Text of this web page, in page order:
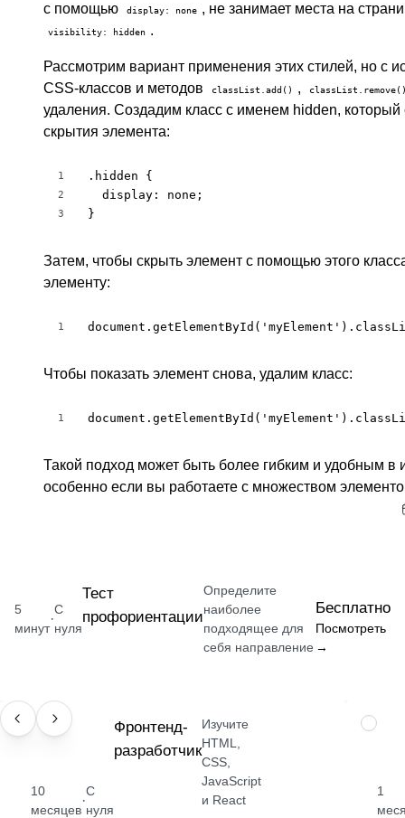
с помощью
display: none , не занимает места на
visibility: hidden .
Рассмотрим вариант применения этих стилей, но с
CSS-классов и методов
classList.add() ,
удаления. Создадим класс с именем hidden, который
скрытия элемента:
1
2
3
.hidden {
  display: none;
}
Затем, чтобы скрыть элемент с помощью этого
элементу:
1
Чтобы показать элемент снова, удалим класс:
1
Такой подход может быть более гибким и удобным в
особенно если вы работаете с множеством
5
минут
·
С
нуля
Тест
профориентации
Определите
наиболее
подходящее для
себя направление
Бесплатно
Посмотреть
→
ПРОФЕССИЯ
10
месяцев
·
С
нуля
Фронтенд-
разработчик
Изучите
HTML,
CSS,
JavaScript
и React
НАВЫК
1